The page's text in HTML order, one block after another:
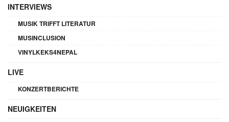
INTERVIEWS
MUSIK TRIFFT LITERATUR
MUSINCLUSION
VINYLKEKS4NEPAL
LIVE
KONZERTBERICHTE
NEUIGKEITEN